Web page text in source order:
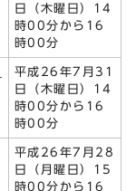
日（木曜日）14
時00分から16
時00分
平成26年7月31
日（木曜日）14
時00分から16
時00分
平成26年7月28
日（月曜日）15
時00分から16